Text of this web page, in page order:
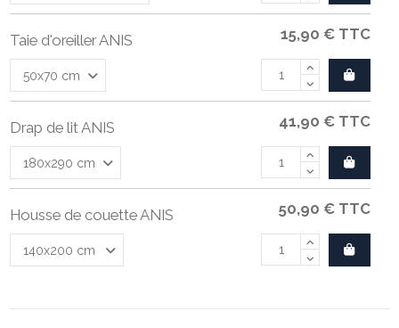
Taie d'oreiller ANIS 15,90 € TTC
Drap de lit ANIS 41,90 € TTC
Housse de couette ANIS 50,90 € TTC